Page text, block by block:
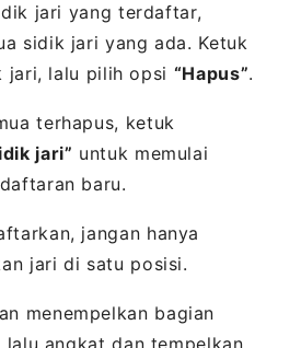
jari yang terdaftar,
sidik jari yang ada. Ketuk
jari, lalu pilih opsi “Hapus”.
terhapus, ketuk
jari” untuk memulai
baru.
jangan hanya
jari di satu posisi.
menempelkan bagian
lalu angkat dan tempelkan